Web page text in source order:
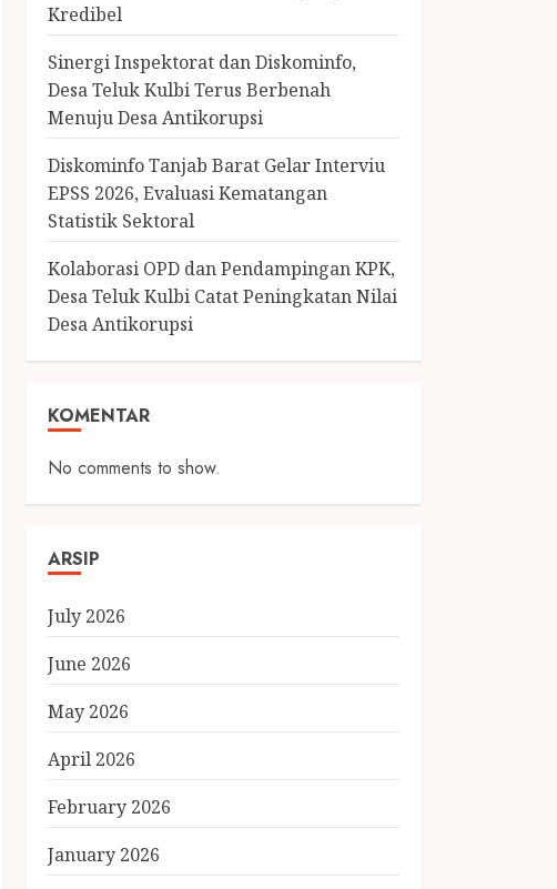
Kredibel
Sinergi Inspektorat dan Diskominfo,
Desa Teluk Kulbi Terus Berbenah
Menuju Desa Antikorupsi
Diskominfo Tanjab Barat Gelar Interviu
EPSS 2026, Evaluasi Kematangan
Statistik Sektoral
Kolaborasi OPD dan Pendampingan KPK,
Desa Teluk Kulbi Catat Peningkatan Nilai
Desa Antikorupsi
KOMENTAR
No comments to show.
ARSIP
July 2026
June 2026
May 2026
April 2026
February 2026
January 2026